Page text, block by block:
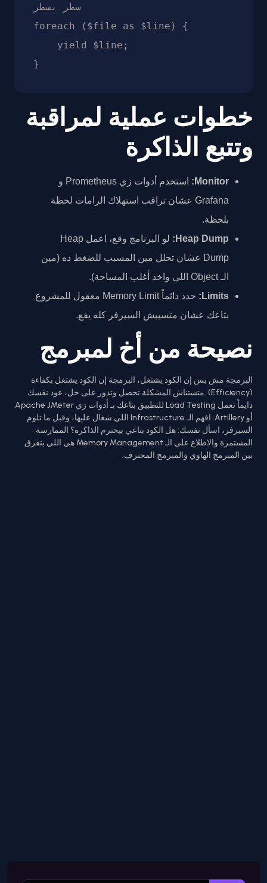
سطر بسطر
foreach ($file as $line) {
خطوات عملية لمراقبة
وتتبع الذاكرة
Monitor:
استخدم أدوات زي Prometheus و
Grafana عشان تراقب استهلاك الرامات لحظة
بلحظة.
Heap Dump:
لو البرنامج وقع، اعمل Heap
Dump عشان تحلل مين المسبب للضغط ده (مين
الـ Object اللي واخد أغلب المساحة).
Limits:
حدد دائماً Memory Limit معقول للمشروع
بتاعك عشان متسيبش السيرفر كله يقع.
نصيحة من أخ لمبرمج
البرمجة مش بس إن الكود يشتغل، البرمجة إن الكود يشتغل بكفاءة
(Efficiency). متستناش المشكلة تحصل وتدور على حل، عود نفسك
دايماً تعمل Load Testing للتطبيق بتاعك بـ أدوات زي Apache JMeter
أو Artillery. افهم الـ Infrastructure اللي شغال عليها، وقبل ما تلوم
السيرفر، اسأل نفسك: هل الكود بتاعي بيحترم الذاكرة؟ الممارسة
المستمرة والاطلاع على الـ Memory Management هي اللي بتفرق
بين المبرمج الهاوي والمبرمج المحترف.